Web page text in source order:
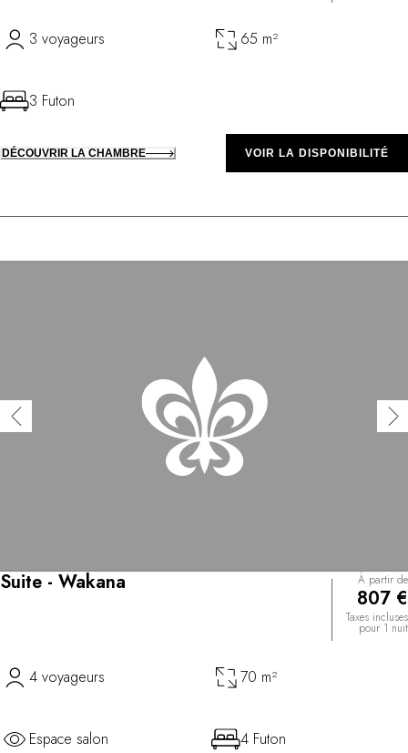
3 voyageurs 65 m²
3 Futon
DÉCOUVRIR LA CHAMBRE VOIR LA DISPONIBILITÉ
Suite - Wakana À partir de
807 €
Taxes incluses
pour 1 nuit
4 voyageurs 70 m²
Espace salon 4 Futon